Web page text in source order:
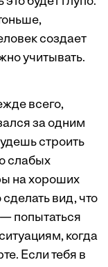
создает
учитывать.
всего,
за одним
строить
слабых
на хороших
вид, что
попытаться
когда
Если тебя в